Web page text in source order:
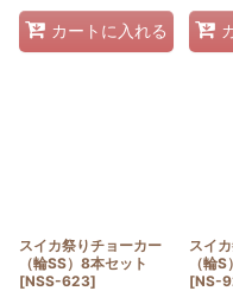
カートに入れる
スイカ祭りチョーカー
（輪SS）8本セット
[NSS-623]
スイ
（輪
[NS-